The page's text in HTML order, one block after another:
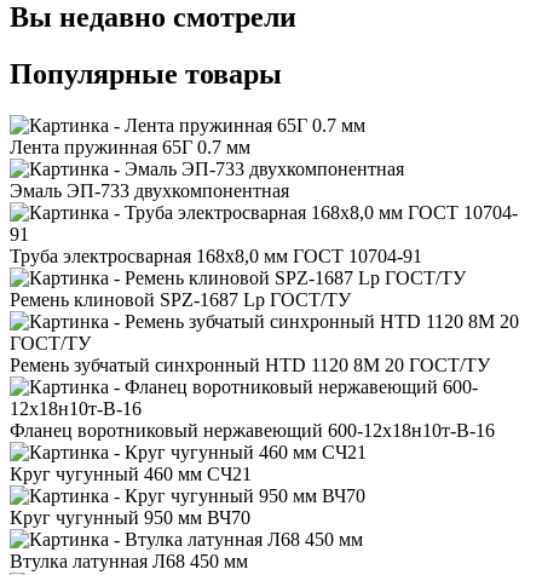
Вы недавно смотрели
Популярные товары
Лента пружинная 65Г 0.7 мм
Эмаль ЭП-733 двухкомпонентная
Труба электросварная 168x8,0 мм ГОСТ 10704-91
Ремень клиновой SPZ-1687 Lp ГОСТ/ТУ
Ремень зубчатый синхронный HTD 1120 8М 20 ГОСТ/ТУ
Фланец воротниковый нержавеющий 600-12х18н10т-В-16
Круг чугунный 460 мм СЧ21
Круг чугунный 950 мм ВЧ70
Втулка латунная Л68 450 мм